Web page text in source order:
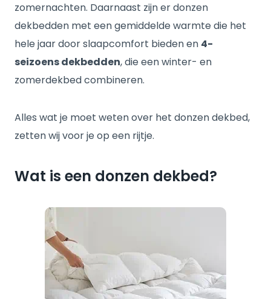
zomernachten. Daarnaast zijn er donzen
dekbedden met een gemiddelde warmte die het
hele jaar door slaapcomfort bieden en 4-
seizoens dekbedden, die een winter- en
zomerdekbed combineren.
Alles wat je moet weten over het donzen dekbed,
zetten wij voor je op een rijtje.
Wat is een donzen dekbed?